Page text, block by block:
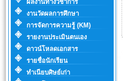
ผลงานทางวิชาการ
งานวัดผลการศึกษา
การจัดการความรู้ (KM)
รายงานประเมินตนเอง
ดาวน์โหลดเอกสาร
รายชื่อนักเรียน
ทำเนียบศิษย์เก่า